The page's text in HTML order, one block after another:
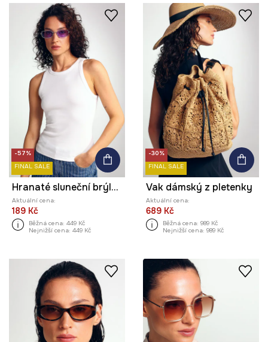
-57%
FINAL SALE
Hranaté sluneční brýle dámské
Aktuální cena:
189 Kč
Běžná cena: 449 Kč
Nejnižší cena: 449 Kč
-30%
FINAL SALE
Vak dámský z pletenky
Aktuální cena:
689 Kč
Běžná cena: 989 Kč
Nejnižší cena: 989 Kč